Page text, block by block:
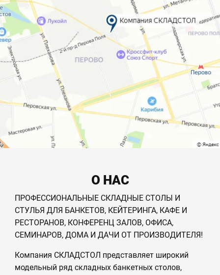
О НАС
ПРОФЕССИОНАЛЬНЫЕ СКЛАДНЫЕ СТОЛЫ И
СТУЛЬЯ ДЛЯ БАНКЕТОВ, КЕЙТЕРИНГА, КАФЕ И
РЕСТОРАНОВ, КОНФЕРЕНЦ ЗАЛОВ, ОФИСА,
СЕМИНАРОВ, ДОМА И ДАЧИ ОТ ПРОИЗВОДИТЕЛЯ!
Компания СКЛАДСТОЛ представляет широкий
модельный ряд складных банкетных столов,